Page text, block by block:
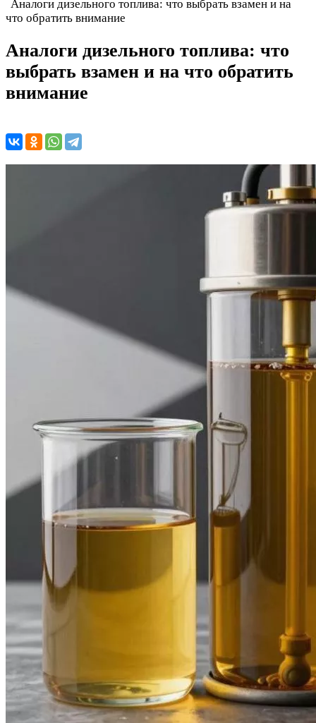
Аналоги дизельного топлива: что выбрать взамен и на
что обратить внимание
Аналоги дизельного топлива: что
выбрать взамен и на что обратить
внимание